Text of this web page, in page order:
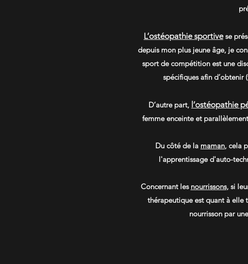
L’ostéopathie sportivese
depuis mon plus jeune âge, je
sport de compétition est une
spécifiques afin d’obtenir
D’autre part, l’ostéopathie
femme enceinte et
Du côté de la maman, cela
l'apprentissage d'auto-
Concernant les nourrissons, si
thérapeutique est quant à elle
nourrisson par